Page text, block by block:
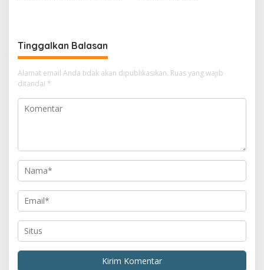
Tinggalkan Balasan
Alamat email Anda tidak akan dipublikasikan. Ruas yang wajib
ditandai *